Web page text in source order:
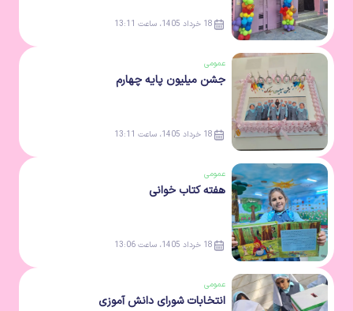
18 خرداد 1405، ساعت 13:11
عمومی
جشن میلیون پایه چهارم
18 خرداد 1405، ساعت 13:11
عمومی
هفته کتاب خوانی
18 خرداد 1405، ساعت 13:06
عمومی
انتخابات شورای دانش آموزی